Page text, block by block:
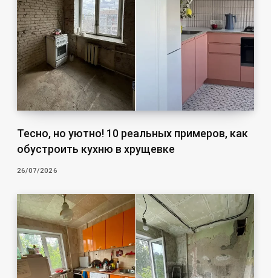
Тесно, но уютно! 10 реальных примеров, как
обустроить кухню в хрущевке
26/07/2026